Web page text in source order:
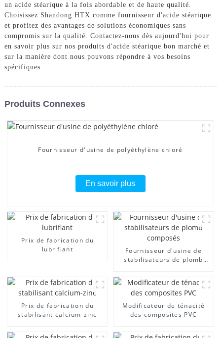
un acide stéarique à la fois abordable et de haute qualité.
Choisissez Shandong HTX comme fournisseur d'acide stéarique
et profitez des avantages de solutions économiques sans
compromis sur la qualité. Contactez-nous dès aujourd'hui pour
en savoir plus sur nos produits d'acide stéarique bon marché et
sur la manière dont nous pouvons répondre à vos besoins
spécifiques.
Produits Connexes
Fournisseur d'usine de polyéthylène chloré
En savoir plus
Prix ​​de fabrication du
lubrifiant
Fournisseur d'usine de
stabilisateurs de plomb
Prix ​​de fabrication du
stabilisant calcium-zinc
Modificateur de ténacité
des composites PVC